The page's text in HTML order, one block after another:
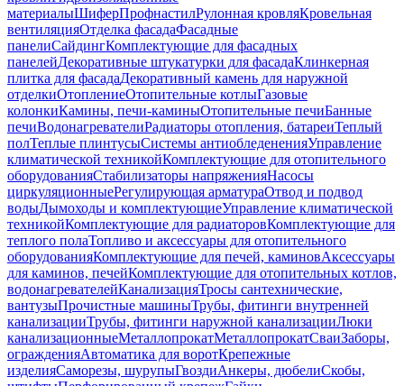
материалыШиферПрофнастилРулонная кровляКровельная
вентиляцияОтделка фасадаФасадные
панелиСайдингКомплектующие для фасадных
панелейДекоративные штукатурки для фасадаКлинкерная
плитка для фасадаДекоративный камень для наружной
отделкиОтоплениеОтопительные котлыГазовые
колонкиКамины, печи-каминыОтопительные печиБанные
печиВодонагревателиРадиаторы отопления, батареиТеплый
полТеплые плинтусыСистемы антиобледененияУправление
климатической техникойКомплектующие для отопительного
оборудованияСтабилизаторы напряженияНасосы
циркуляционныеРегулирующая арматураОтвод и подвод
водыДымоходы и комплектующиеУправление климатической
техникойКомплектующие для радиаторовКомплектующие для
теплого полаТопливо и аксессуары для отопительного
оборудованияКомплектующие для печей, каминовАксессуары
для каминов, печейКомплектующие для отопительных котлов,
водонагревателейКанализацияТросы сантехнические,
вантузыПрочистные машиныТрубы, фитинги внутренней
канализацииТрубы, фитинги наружной канализацииЛюки
канализационныеМеталлопрокатМеталлопрокатСваиЗаборы,
огражденияАвтоматика для воротКрепежные
изделияСаморезы, шурупыГвоздиАнкеры, дюбелиСкобы,